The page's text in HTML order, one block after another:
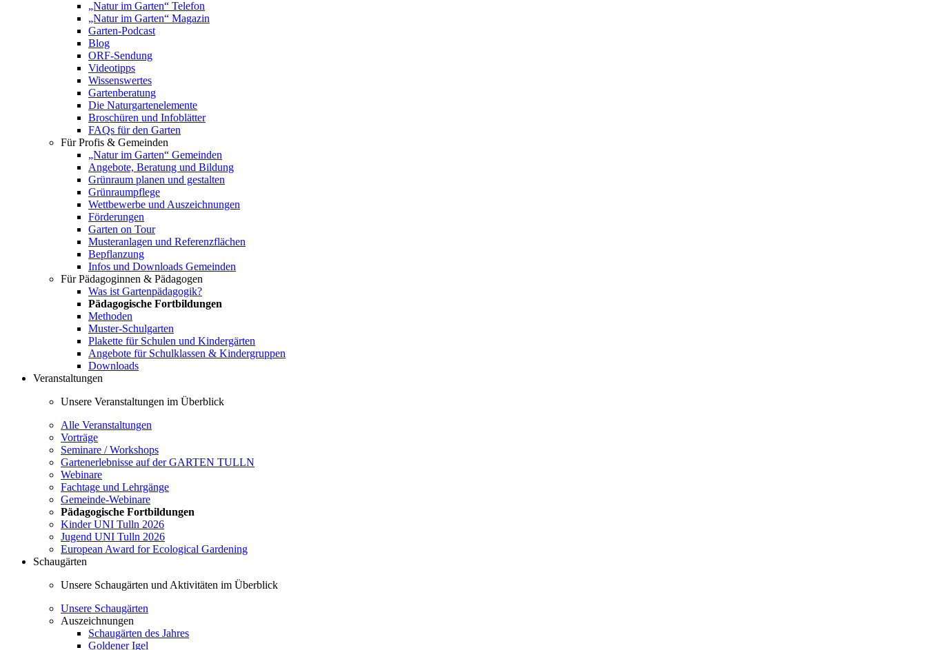
„Natur im Garten“ Telefon
„Natur im Garten“ Magazin
Garten-Podcast
Blog
ORF-Sendung
Videotipps
Wissenswertes
Gartenberatung
Die Naturgartenelemente
Broschüren und Infoblätter
FAQs für den Garten
Für Profis & Gemeinden
„Natur im Garten“ Gemeinden
Angebote, Beratung und Bildung
Grünraum planen und gestalten
Grünraumpflege
Wettbewerbe und Auszeichnungen
Förderungen
Garten on Tour
Musteranlagen und Referenzflächen
Bepflanzung
Infos und Downloads Gemeinden
Für Pädagoginnen & Pädagogen
Was ist Gartenpädagogik?
Pädagogische Fortbildungen
Methoden
Muster-Schulgarten
Plakette für Schulen und Kindergärten
Angebote für Schulklassen & Kindergruppen
Downloads
Veranstaltungen
Unsere Veranstaltungen im Überblick
Alle Veranstaltungen
Vorträge
Seminare / Workshops
Gartenerlebnisse auf der GARTEN TULLN
Webinare
Fachtage und Lehrgänge
Gemeinde-Webinare
Pädagogische Fortbildungen
Kinder UNI Tulln 2026
Jugend UNI Tulln 2026
European Award for Ecological Gardening
Schaugärten
Unsere Schaugärten und Aktivitäten im Überblick
Unsere Schaugärten
Auszeichnungen
Schaugärten des Jahres
Goldener Igel